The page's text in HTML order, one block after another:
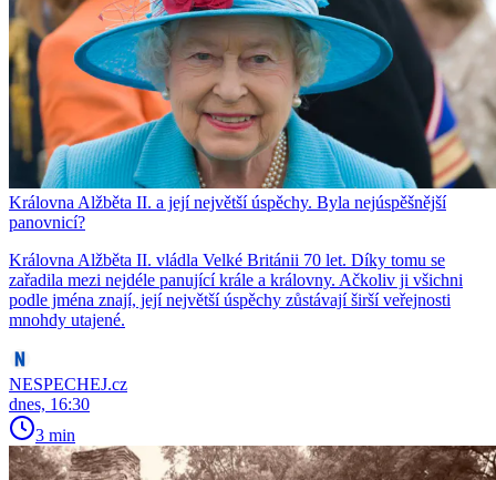
Královna Alžběta II. a její největší úspěchy. Byla nejúspěšnější
panovnicí?
Královna Alžběta II. vládla Velké Británii 70 let. Díky tomu se
zařadila mezi nejdéle panující krále a královny. Ačkoliv ji všichni
podle jména znají, její největší úspěchy zůstávají širší veřejnosti
mnohdy utajené.
NESPECHEJ.cz
dnes, 16:30
3 min